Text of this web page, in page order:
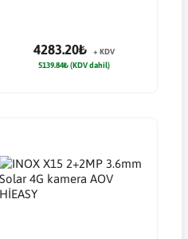
4283.20₺
+ KDV
5139.84₺ (KDV dahil)